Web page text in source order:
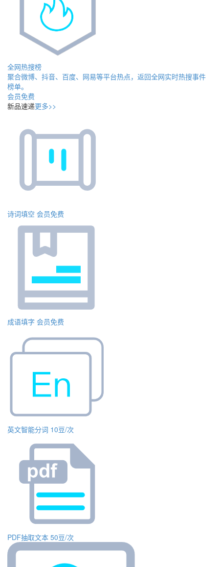
全网热搜榜
聚合微博、抖音、百度、网易等平台热点，返回全网实时热搜事件
榜单。
会员免费
新品速递更多>>
诗词填空 会员免费
成语填字 会员免费
英文智能分词 10豆/次
PDF抽取文本 50豆/次